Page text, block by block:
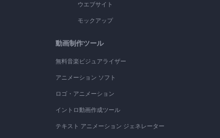
ウエブサイト
モックアップ
動画制作ツール
無料音楽ビジュアライザー
アニメーション ソフト
ロゴ・アニメーション
イントロ動画作成ツール
テキスト アニメーション ジェネレーター